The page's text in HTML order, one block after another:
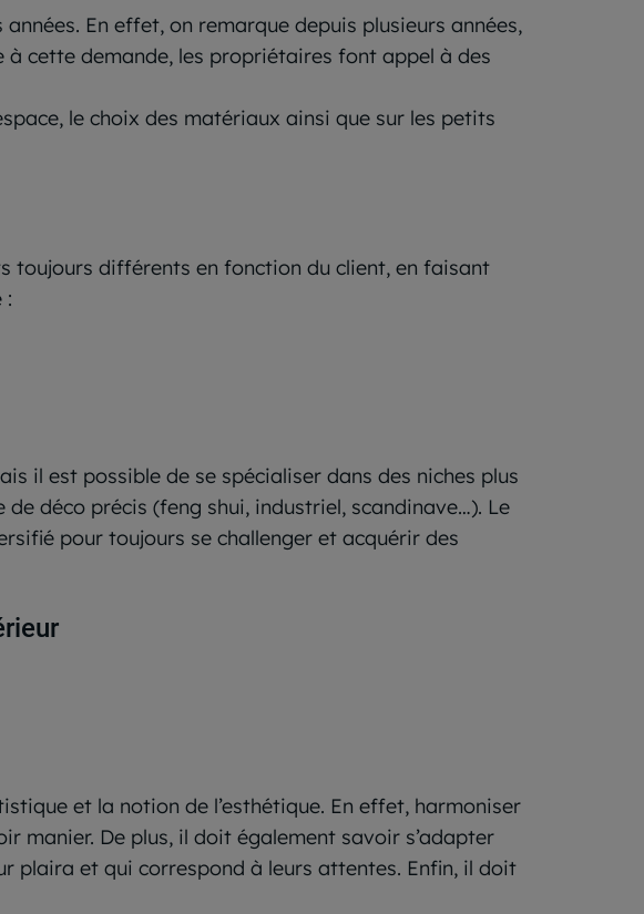
En effet, on remarque depuis plusieurs années,
à cette demande, les propriétaires font appel à des
le choix des matériaux ainsi que sur les petits
toujours différents en fonction du client, en faisant
:
il est possible de se spécialiser dans des niches plus
déco précis (feng shui, industriel, scandinave…). Le
pour toujours se challenger et acquérir des
et la notion de l’esthétique. En effet, harmoniser
manier. De plus, il doit également savoir s’adapter
plaira et qui correspond à leurs attentes. Enfin, il doit